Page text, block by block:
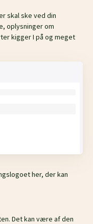
skal ske ved din
oplysninger om
kigger I på og meget
her, der kan
Det kan være af den